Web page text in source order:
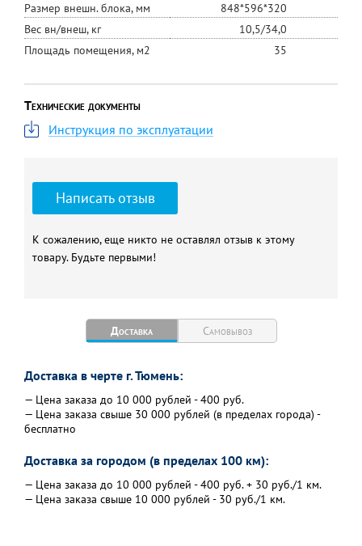
Размер внешн. блока, мм
848*596*320
Вес вн/внеш, кг
10,5/34,0
Площадь помещения, м2
35
Технические документы
Инструкция по эксплуатации
Написать отзыв
К сожалению, еще никто не оставлял отзыв к этому
товару. Будьте первыми!
Доставка Самовывоз
Доставка в черте г. Тюмень:
— Цена заказа до 10 000 рублей - 400 руб.
— Цена заказа свыше 30 000 рублей (в пределах города) -
бесплатно
Доставка за городом (в пределах 100 км):
— Цена заказа до 10 000 рублей - 400 руб. + 30 руб./1 км.
— Цена заказа свыше 10 000 рублей - 30 руб./1 км.